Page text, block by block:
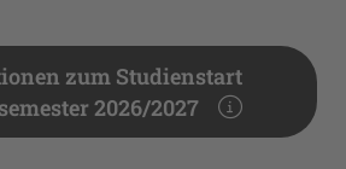
zum Studienstart
2026/2027